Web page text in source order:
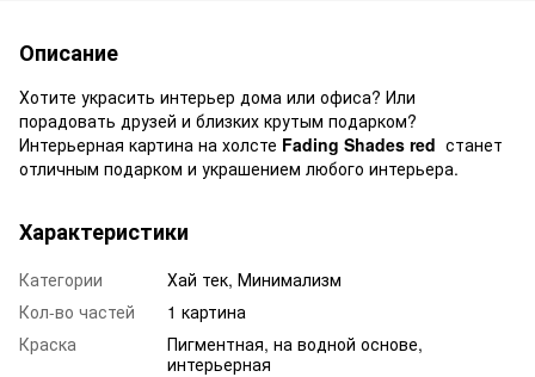
Описание
Хотите украсить интерьер дома или офиса? Или
порадовать друзей и близких крутым подарком?
Интерьерная картина на холсте Fading Shades red станет
отличным подарком и украшением любого интерьера.
Характеристики
Категории
Хай тек, Минимализм
Кол-во частей
1 картина
Краска
Пигментная, на водной основе,
интерьерная